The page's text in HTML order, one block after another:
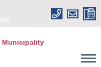
Municipality